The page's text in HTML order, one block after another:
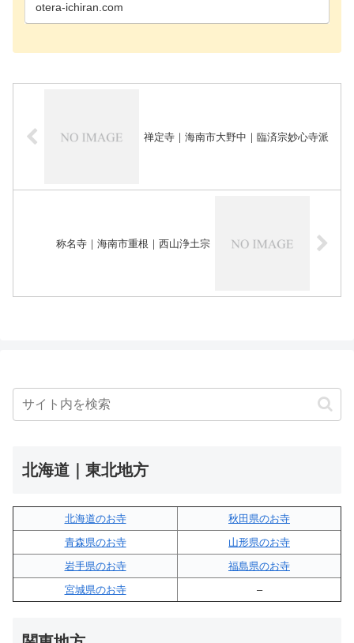
otera-ichiran.com
禅定寺｜海南市大野中｜臨済宗妙心寺派
称名寺｜海南市重根｜西山浄土宗
北海道｜東北地方
北海道のお寺
秋田県のお寺
青森県のお寺
山形県のお寺
岩手県のお寺
福島県のお寺
宮城県のお寺
–